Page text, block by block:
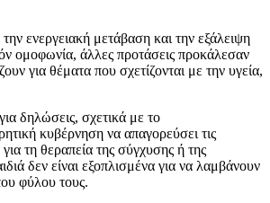
ενεργειακή μετάβαση και την εξάλειψη
ομοφωνία, άλλες προτάσεις προκάλεσαν
για θέματα που σχετίζονται με την υγεία,
δηλώσεις, σχετικά με το
κυβέρνηση να απαγορεύσει τις
τη θεραπεία της σύγχυσης ή της
δεν είναι εξοπλισμένα για να λαμβάνουν
φύλου τους.